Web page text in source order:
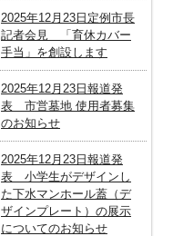
2025年12月23日定例市長
記者会見 「育休カバー
手当」を創設します
2025年12月23日報道発
表 市営墓地 使用者募集
のお知らせ
2025年12月23日報道発
表 小学生がデザインし
た下水マンホール蓋（デ
ザインプレート）の展示
についてのお知らせ